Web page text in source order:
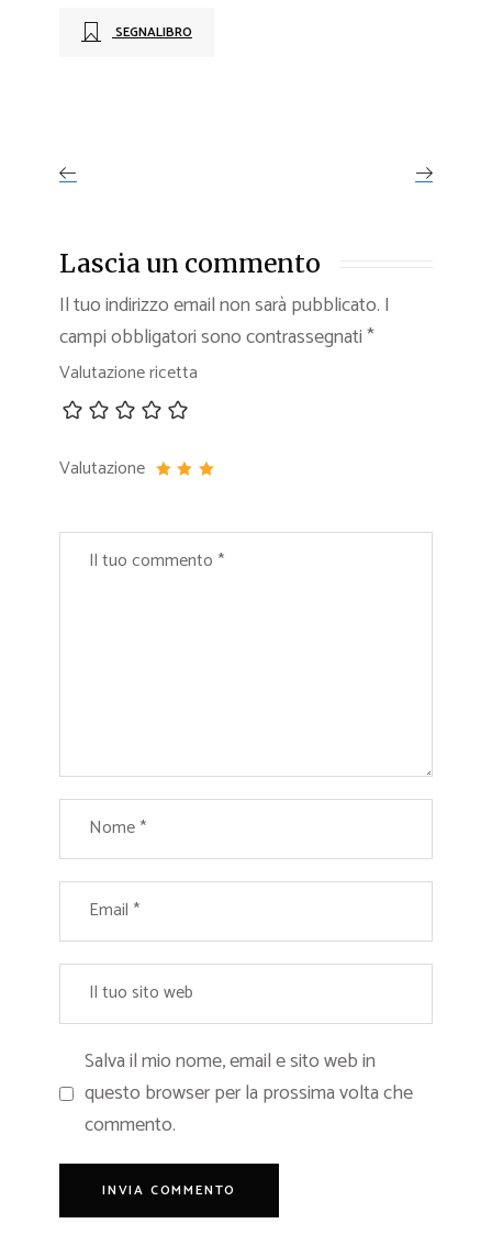
SEGNALIBRO
Lascia un commento
Il tuo indirizzo email non sarà pubblicato. I
campi obbligatori sono contrassegnati*
Valutazione ricetta
Valutazione
Salva il mio nome, email e sito web in
questo browser per la prossima volta che
commento.